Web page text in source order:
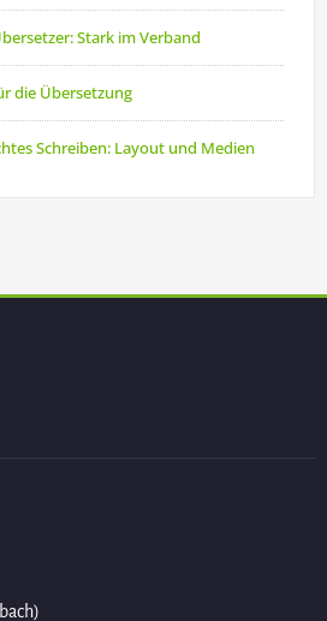
Stark im Verband
die Übersetzung
Schreiben: Layout und Medien